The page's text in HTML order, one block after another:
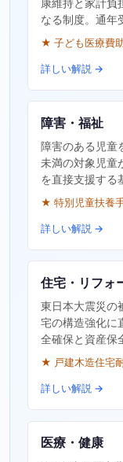
康維持と家計負
なる制度。通年
★ 子ども医療費
詳しい解説 →
障害・福祉
障害のある児童
未満の対象児童
を直接支援する
★ 特別児童扶養
詳しい解説 →
住宅・リフォ
東日本大震災の
宅の構造強化に
全確保と資産保
★ 戸建木造住宅
詳しい解説 →
医療・健康